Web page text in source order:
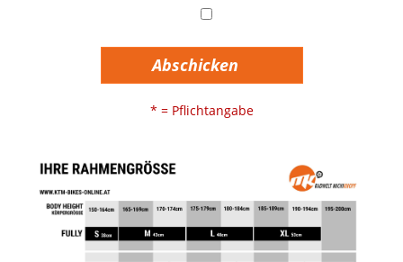
Abschicken
* = Pflichtangabe